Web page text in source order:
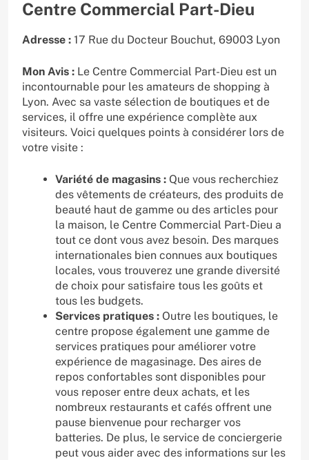
Centre Commercial Part-Dieu
Adresse : 17 Rue du Docteur Bouchut, 69003 Lyon
Mon Avis : Le Centre Commercial Part-Dieu est un
incontournable pour les amateurs de shopping à
Lyon. Avec sa vaste sélection de boutiques et de
services, il offre une expérience complète aux
visiteurs. Voici quelques points à considérer lors de
votre visite :
Variété de magasins : Que vous recherchiez
des vêtements de créateurs, des produits de
beauté haut de gamme ou des articles pour
la maison, le Centre Commercial Part-Dieu a
tout ce dont vous avez besoin. Des marques
internationales bien connues aux boutiques
locales, vous trouverez une grande diversité
de choix pour satisfaire tous les goûts et
tous les budgets.
Services pratiques : Outre les boutiques, le
centre propose également une gamme de
services pratiques pour améliorer votre
expérience de magasinage. Des aires de
repos confortables sont disponibles pour
vous reposer entre deux achats, et les
nombreux restaurants et cafés offrent une
pause bienvenue pour recharger vos
batteries. De plus, le service de conciergerie
peut vous aider avec des informations sur les